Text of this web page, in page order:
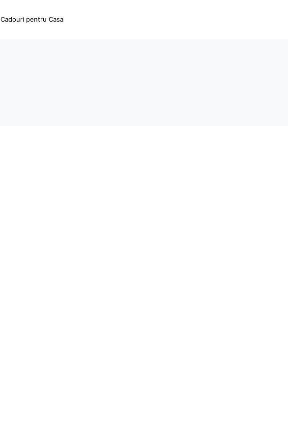
Cadouri pentru Casa